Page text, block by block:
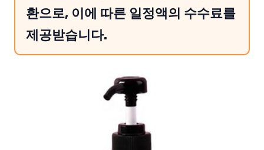
환으로, 이에 따른 일정액의 수수료를
제공받습니다.